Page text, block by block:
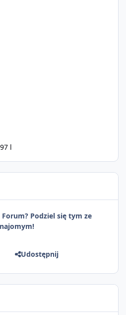
7 l
Forum? Podziel się tym ze
Udostępnij